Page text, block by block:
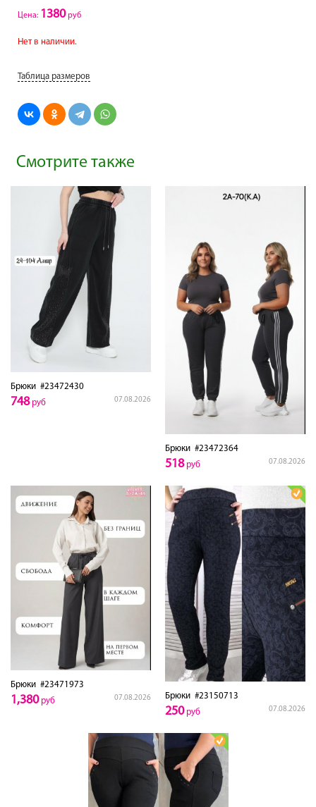
Цена: 1380руб
Нет в наличии.
Таблица размеров
Смотрите также
Брюки #23472430
07.08.2026
748руб
Брюки #23472364
07.08.2026
518руб
Брюки #23471973
07.08.2026
1,380руб Брюки #23150713
07.08.2026
250руб